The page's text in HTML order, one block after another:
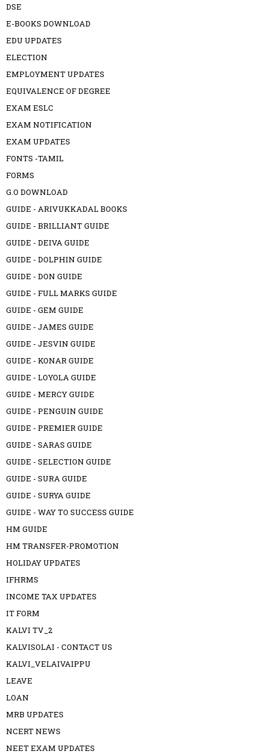
DSE
E-BOOKS DOWNLOAD
EDU UPDATES
ELECTION
EMPLOYMENT UPDATES
EQUIVALENCE OF DEGREE
EXAM ESLC
EXAM NOTIFICATION
EXAM UPDATES
FONTS -TAMIL
FORMS
G.O DOWNLOAD
GUIDE - ARIVUKKADAL BOOKS
GUIDE - BRILLIANT GUIDE
GUIDE - DEIVA GUIDE
GUIDE - DOLPHIN GUIDE
GUIDE - DON GUIDE
GUIDE - FULL MARKS GUIDE
GUIDE - GEM GUIDE
GUIDE - JAMES GUIDE
GUIDE - JESVIN GUIDE
GUIDE - KONAR GUIDE
GUIDE - LOYOLA GUIDE
GUIDE - MERCY GUIDE
GUIDE - PENGUIN GUIDE
GUIDE - PREMIER GUIDE
GUIDE - SARAS GUIDE
GUIDE - SELECTION GUIDE
GUIDE - SURA GUIDE
GUIDE - SURYA GUIDE
GUIDE - WAY TO SUCCESS GUIDE
HM GUIDE
HM TRANSFER-PROMOTION
HOLIDAY UPDATES
IFHRMS
INCOME TAX UPDATES
IT FORM
KALVI TV_2
KALVISOLAI - CONTACT US
KALVI_VELAIVAIPPU
LEAVE
LOAN
MRB UPDATES
NCERT NEWS
NEET EXAM UPDATES